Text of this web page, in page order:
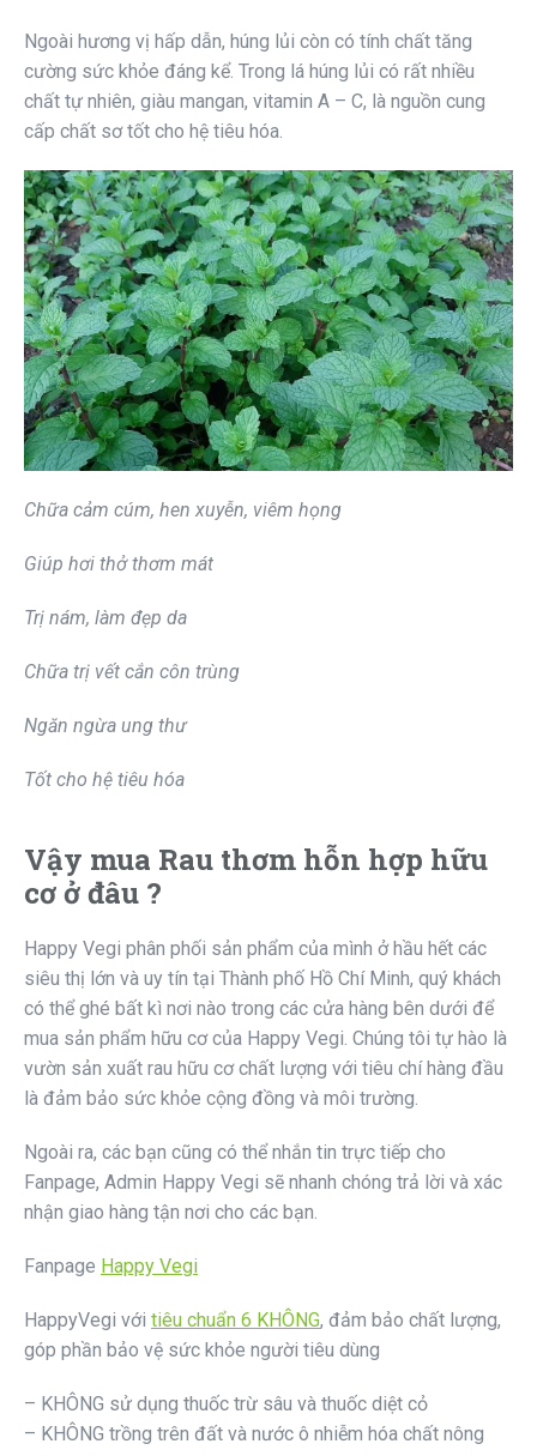
Ngoài hương vị hấp dẫn, húng lủi còn có tính chất tăng
cường sức khỏe đáng kể. Trong lá húng lủi có rất nhiều
chất tự nhiên, giàu mangan, vitamin A – C, là nguồn cung
cấp chất sơ tốt cho hệ tiêu hóa.
Chữa cảm cúm, hen xuyễn, viêm họng
Giúp hơi thở thơm mát
Trị nám, làm đẹp da
Chữa trị vết cắn côn trùng
Ngăn ngừa ung thư
Tốt cho hệ tiêu hóa
Vậy mua Rau thơm hỗn hợp hữu
cơ ở đâu ?
Happy Vegi phân phối sản phẩm của mình ở hầu hết các
siêu thị lớn và uy tín tại Thành phố Hồ Chí Minh, quý khách
có thể ghé bất kì nơi nào trong các cửa hàng bên dưới để
mua sản phẩm hữu cơ của Happy Vegi. Chúng tôi tự hào là
vườn sản xuất rau hữu cơ chất lượng với tiêu chí hàng đầu
là đảm bảo sức khỏe cộng đồng và môi trường.
Ngoài ra, các bạn cũng có thể nhắn tin trực tiếp cho
Fanpage, Admin Happy Vegi sẽ nhanh chóng trả lời và xác
nhận giao hàng tận nơi cho các bạn.
Fanpage Happy Vegi
HappyVegi với tiêu chuẩn 6 KHÔNG, đảm bảo chất lượng,
góp phần bảo vệ sức khỏe người tiêu dùng
– KHÔNG sử dụng thuốc trừ sâu và thuốc diệt cỏ
– KHÔNG trồng trên đất và nước ô nhiễm hóa chất nông